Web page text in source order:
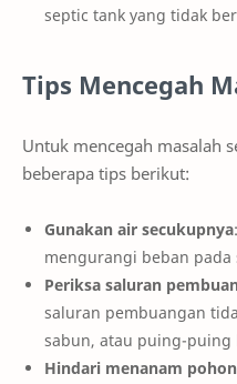
septic tank yang tidak
Tips Mencegah
Untuk mencegah masalah
beberapa tips berikut:
Gunakan air secukupnya
mengurangi beban pada
Periksa saluran
saluran pembuangan
sabun, atau puing-puing
Hindari menanam